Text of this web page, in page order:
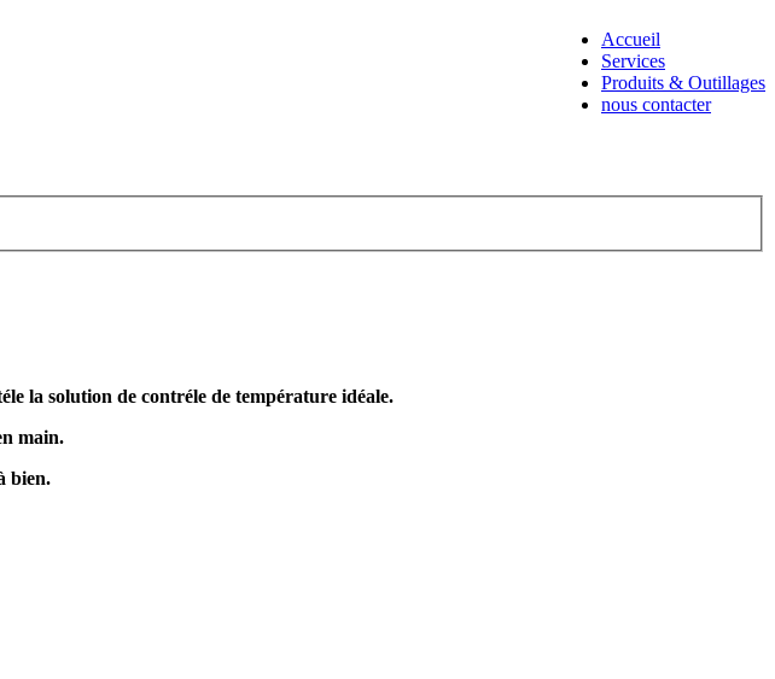
Accueil
Services
Produits & Outillages
nous contacter
la solution de contréle de température idéale.
main.
bien.